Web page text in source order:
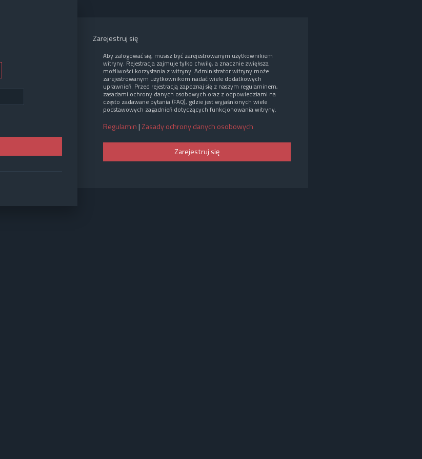
Zarejestruj się
Aby zalogować się, musisz być zarejestrowanym użytkownikiem
witryny. Rejestracja zajmuje tylko chwilę, a znacznie zwiększa
możliwości korzystania z witryny. Administrator witryny może
zarejestrowanym użytkownikom nadać wiele dodatkowych
uprawnień. Przed rejestracją zapoznaj się z naszym regulaminem,
zasadami ochrony danych osobowych oraz z odpowiedziami na
często zadawane pytania (FAQ), gdzie jest wyjaśnionych wiele
podstawowych zagadnień dotyczących funkcjonowania witryny.
Regulamin | Zasady ochrony danych osobowych
Zarejestruj się